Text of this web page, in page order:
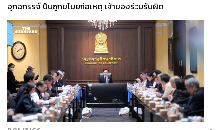
อุกฉกรรจ์ ปืนถูกขโมยก่อเหตุ เจ้าของร่วมรับผิด